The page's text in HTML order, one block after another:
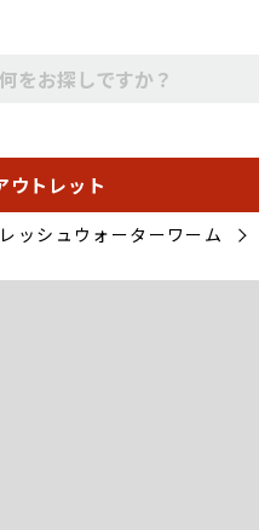
ウトレット
ッシュウォーターワーム